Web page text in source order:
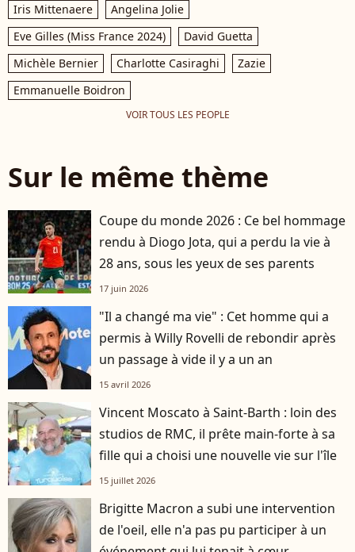
Iris Mittenaere
Angelina Jolie
Eve Gilles (Miss France 2024)
David Guetta
Michèle Bernier
Charlotte Casiraghi
Zazie
Emmanuelle Boidron
VOIR TOUS LES PEOPLE
Sur le même thème
Coupe du monde 2026 : Ce bel hommage
rendu à Diogo Jota, qui a perdu la vie à
28 ans, sous les yeux de ses parents
17 juin 2026
"Il a changé ma vie" : Cet homme qui a
permis à Willy Rovelli de rebondir après
un passage à vide il y a un an
15 avril 2026
Vincent Moscato à Saint-Barth : loin des
studios de RMC, il prête main-forte à sa
fille qui a choisi une nouvelle vie sur l'île
15 juillet 2026
Brigitte Macron a subi une intervention
de l'oeil, elle n'a pas pu participer à un